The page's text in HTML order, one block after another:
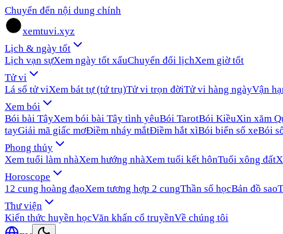
Chuyển đến nội dung chính
xemtuvi.xyz
Lịch & ngày tốt
Lịch vạn sựXem ngày tốt xấuChuyển đổi lịchXem giờ tốt
Tử vi
Lá số tử viXem bát tự (tứ trụ)Tử vi trọn đờiTử vi hàng ngàyVận
Xem bói
Bói bài TâyXem bói bài Tây tình yêuBói TarotBói KiềuXin xăm
tayGiải mã giấc mơĐiềm nháy mắtĐiềm hắt xìBói biển số xeBói
Phong thủy
Xem tuổi làm nhàXem hướng nhàXem tuổi kết hônTuổi xông đất
Horoscope
12 cung hoàng đạoXem tương hợp 2 cungThần số họcBản đồ sao
Thư viện
Kiến thức huyền họcVăn khấn cổ truyềnVề chúng tôi